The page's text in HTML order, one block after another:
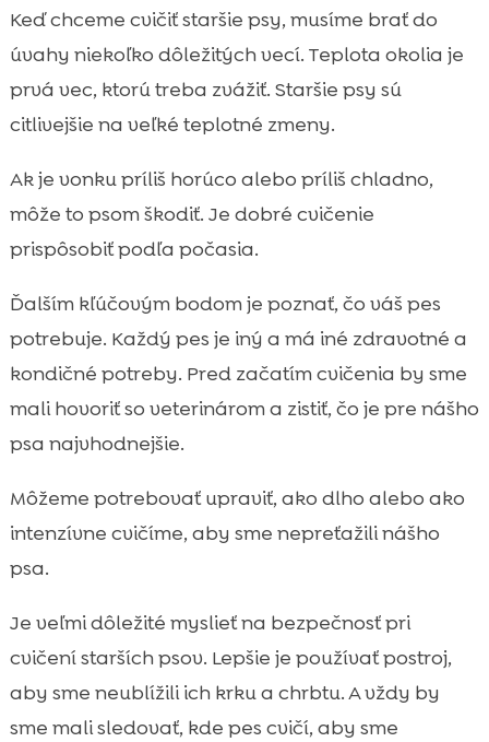
Keď chceme cvičiť staršie psy, musíme brať do
úvahy niekoľko dôležitých vecí. Teplota okolia je
prvá vec, ktorú treba zvážiť. Staršie psy sú
citlivejšie na veľké teplotné zmeny.
Ak je vonku príliš horúco alebo príliš chladno,
môže to psom škodiť. Je dobré cvičenie
prispôsobiť podľa počasia.
Ďalším kľúčovým bodom je poznať, čo váš pes
potrebuje. Každý pes je iný a má iné zdravotné a
kondičné potreby. Pred začatím cvičenia by sme
mali hovoriť so veterinárom a zistiť, čo je pre nášho
psa najvhodnejšie.
Môžeme potrebovať upraviť, ako dlho alebo ako
intenzívne cvičíme, aby sme nepreťažili nášho
psa.
Je veľmi dôležité myslieť na bezpečnosť pri
cvičení starších psov. Lepšie je používať postroj,
aby sme neublížili ich krku a chrbtu. A vždy by
sme mali sledovať, kde pes cvičí, aby sme